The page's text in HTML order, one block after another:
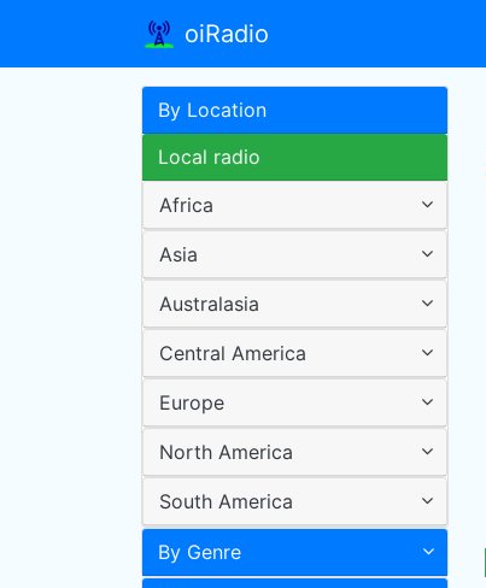
oiRadio
By Location
Local radio
Africa
Asia
Australasia
Central America
Europe
North America
South America
By Genre